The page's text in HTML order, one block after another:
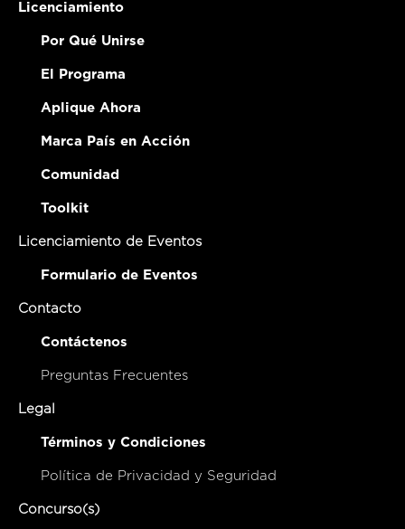
Licenciamiento
Por Qué Unirse
El Programa
Aplique Ahora
Marca País en Acción
Comunidad
Toolkit
Licenciamiento de Eventos
Formulario de Eventos
Contacto
Contáctenos
Preguntas Frecuentes
Legal
Términos y Condiciones
Política de Privacidad y Seguridad
Concurso(s)